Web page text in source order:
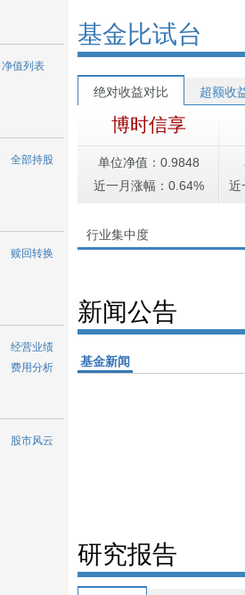
净值列表
全部持股
赎回转换
经营业绩
费用分析
股市风云
基金比试台
绝对收益对比 超额收
博时信享
单位净值：0.9848
近一月涨幅：0.64%
近
行业集中度
新闻公告
基金新闻
研究报告